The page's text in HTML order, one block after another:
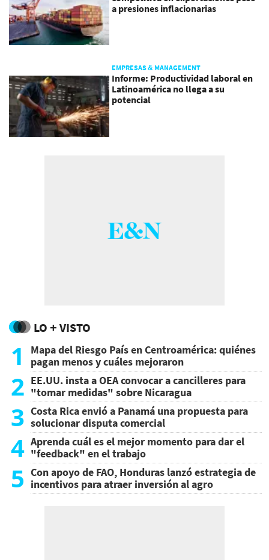
a presiones inflacionarias
EMPRESAS & MANAGEMENT
Informe: Productividad laboral en
Latinoamérica no llega a su
potencial
LO + VISTO
1
Mapa del Riesgo País en Centroamérica: quiénes
pagan menos y cuáles mejoraron
2 EE.UU. insta a OEA convocar a cancilleres para
"tomar medidas" sobre Nicaragua
3 Costa Rica envió a Panamá una propuesta para
solucionar disputa comercial
4 Aprenda cuál es el mejor momento para dar el
"feedback" en el trabajo
5 Con apoyo de FAO, Honduras lanzó estrategia de
incentivos para atraer inversión al agro